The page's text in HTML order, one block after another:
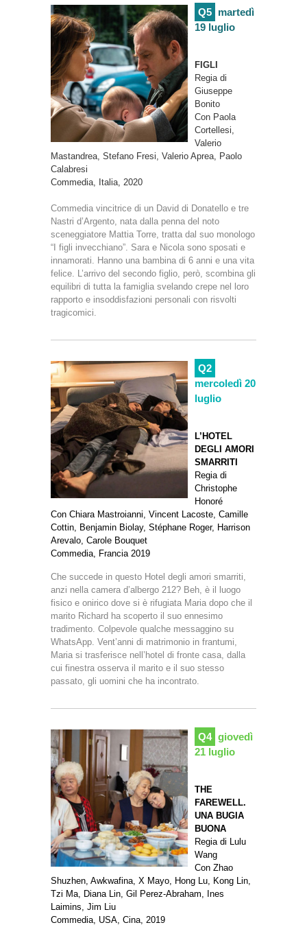
Q5 martedì
19 luglio
FIGLI
Regia di
Giuseppe
Bonito
Con Paola
Cortellesi,
Valerio
Mastandrea, Stefano Fresi, Valerio Aprea, Paolo
Calabresi
Commedia, Italia, 2020
Commedia vincitrice di un David di Donatello e tre
Nastri d’Argento, nata dalla penna del noto
sceneggiatore Mattia Torre, tratta dal suo monologo
“I figli invecchiano”. Sara e Nicola sono sposati e
innamorati. Hanno una bambina di 6 anni e una vita
felice. L’arrivo del secondo figlio, però, scombina gli
equilibri di tutta la famiglia svelando crepe nel loro
rapporto e insoddisfazioni personali con risvolti
tragicomici.
Q2
mercoledì 20
luglio
L’HOTEL
DEGLI AMORI
SMARRITI
Regia di
Christophe
Honoré
Con Chiara Mastroianni, Vincent Lacoste, Camille
Cottin, Benjamin Biolay, Stéphane Roger, Harrison
Arevalo, Carole Bouquet
Commedia, Francia 2019
Che succede in questo Hotel degli amori smarriti,
anzi nella camera d’albergo 212? Beh, è il luogo
fisico e onirico dove si è rifugiata Maria dopo che il
marito Richard ha scoperto il suo ennesimo
tradimento. Colpevole qualche messaggino su
WhatsApp. Vent’anni di matrimonio in frantumi,
Maria si trasferisce nell’hotel di fronte casa, dalla
cui finestra osserva il marito e il suo stesso
passato, gli uomini che ha incontrato.
Q4 giovedì
21 luglio
THE
FAREWELL.
UNA BUGIA
BUONA
Regia di Lulu
Wang
Con Zhao
Shuzhen, Awkwafina, X Mayo, Hong Lu, Kong Lin,
Tzi Ma, Diana Lin, Gil Perez-Abraham, Ines
Laimins, Jim Liu
Commedia, USA, Cina, 2019